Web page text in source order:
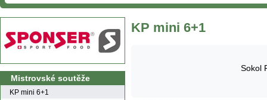
Mistrovské soutěže
KP mini 6+1
KP mini 6+1
Sokol